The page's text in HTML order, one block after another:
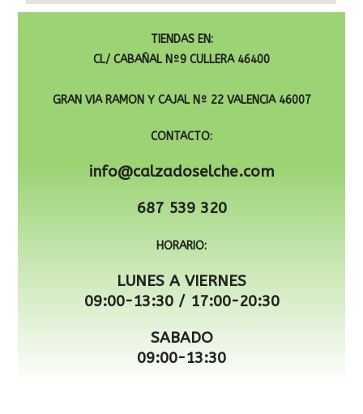
TIENDAS EN:
CL/ CABAÑAL Nº9 CULLERA 46400
GRAN VIA RAMON Y CAJAL Nº 22 VALENCIA 46007
CONTACTO:
info@calzadoselche.com
687 539 320
HORARIO:
LUNES A VIERNES
09:00-13:30 / 17:00-20:30
SABADO
09:00-13:30